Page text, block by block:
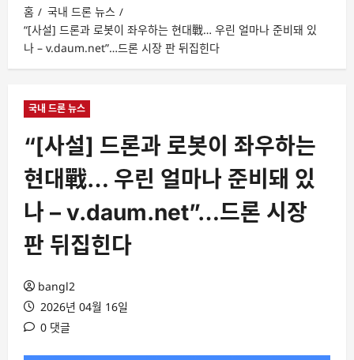
홈
국내 드론 뉴스
“[사설] 드론과 로봇이 좌우하는 현대戰… 우린 얼마나 준비돼 있
나 – v.daum.net”…드론 시장 판 뒤집힌다
국내 드론 뉴스
“[사설] 드론과 로봇이 좌우하는
현대戰… 우린 얼마나 준비돼 있
나 – v.daum.net”…드론 시장
판 뒤집힌다
bangl2
2026년 04월 16일
0 댓글